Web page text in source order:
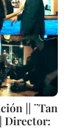
|| ¨Tan
Director: